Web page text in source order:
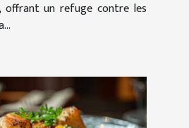
offrant un refuge contre les